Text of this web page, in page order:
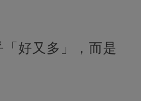
好又多」，而是